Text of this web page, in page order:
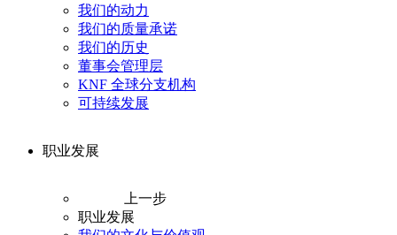
我们的动力
我们的质量承诺
我们的历史
董事会管理层
KNF 全球分支机构
可持续发展
职业发展
上一步
职业发展